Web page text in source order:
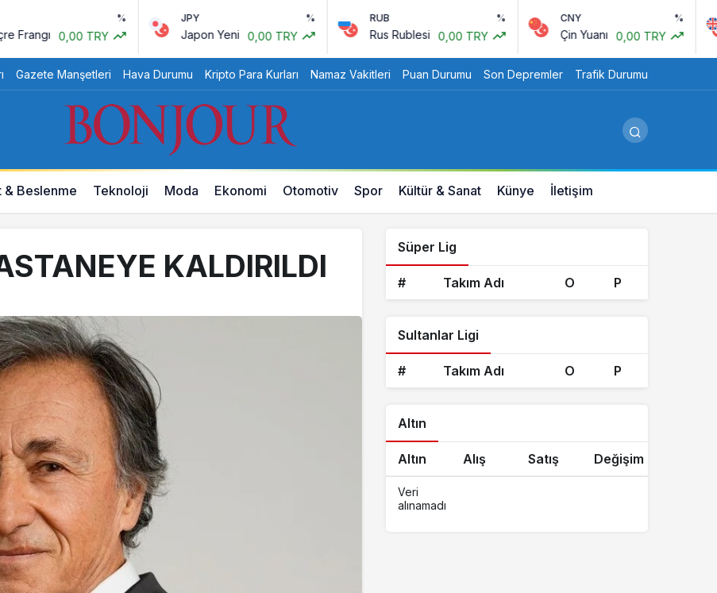
0,00 TRY
JPY
Japon Yeni 0,00 TRY Rus Rublesi 0,00 TRY
CNY
Çin Yuanı 0,00 TRY
Gazete Manşetleri Hava Durumu Kripto Para Kurları Namaz Vakitleri Puan Durumu Son Depremler Trafik Durumu
& Beslenme Teknoloji Moda Ekonomi Otomotiv Spor Kültür & Sanat Künye İletişim
KALDIRILDI
Süper Lig
# Takım Adı O P
Sultanlar Ligi
# Takım Adı O P
Altın
Altın Alış Satış Değişim
Veri
alınamadı